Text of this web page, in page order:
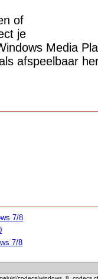
of
je
Media
afspeelbaar
7/8
7/8